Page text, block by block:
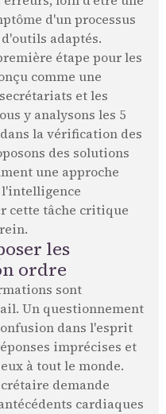
d'un processus
adaptés.
étape pour les
comme une
et les
y analysons les 5
la vérification des
des solutions
une approche
l'intelligence
cette tâche critique
les
ordre
sont
Un questionnement
dans l'esprit
imprécises et
à tout le monde.
demande
cardiaques